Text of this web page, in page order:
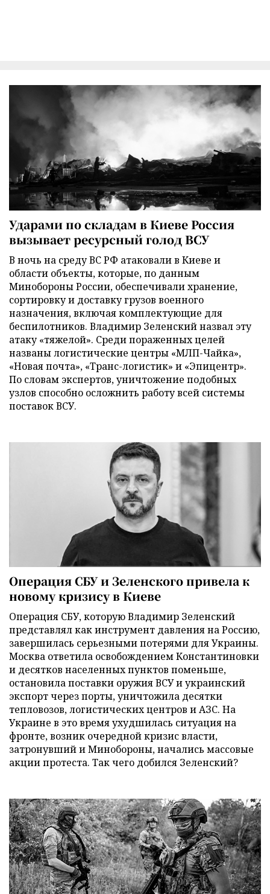
Ударами по складам в Киеве Россия
вызывает ресурсный голод ВСУ
В ночь на среду ВС РФ атаковали в Киеве и
области объекты, которые, по данным
Минобороны России, обеспечивали хранение,
сортировку и доставку грузов военного
назначения, включая комплектующие для
беспилотников. Владимир Зеленский назвал эту
атаку «тяжелой». Среди пораженных целей
названы логистические центры «МЛП-Чайка»,
«Новая почта», «Транс-логистик» и «Эпицентр».
По словам экспертов, уничтожение подобных
узлов способно осложнить работу всей системы
поставок ВСУ.
Операция СБУ и Зеленского привела к
новому кризису в Киеве
Операция СБУ, которую Владимир Зеленский
представлял как инструмент давления на Россию,
завершилась серьезными потерями для Украины.
Москва ответила освобождением Константиновки
и десятков населенных пунктов поменьше,
остановила поставки оружия ВСУ и украинский
экспорт через порты, уничтожила десятки
тепловозов, логистических центров и АЗС. На
Украине в это время ухудшилась ситуация на
фронте, возник очередной кризис власти,
затронувший и Минобороны, начались массовые
акции протеста. Так чего добился Зеленский?